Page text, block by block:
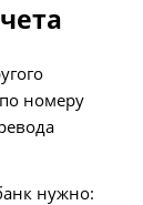
номеру
нужно: